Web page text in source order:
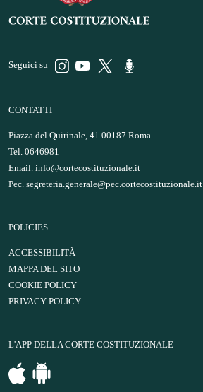
Seguici su
CONTATTI
Piazza del Quirinale, 41 00187 Roma
Tel. 0646981
Email. info@cortecostituzionale.it
Pec. segreteria.generale@pec.cortecostituzionale.it
POLICIES
ACCESSIBILITÀ
MAPPA DEL SITO
COOKIE POLICY
PRIVACY POLICY
L'APP DELLA CORTE COSTITUZIONALE